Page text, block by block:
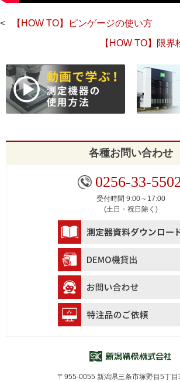
投
ゲ
ー
シ
ョ
【HOW TO】ピンゲージの使い方
【HOW TO】限
各種お問い合わせ
0256-33-
受付時間 9:00～17:00
(土日・祝日除く)
〒955-0055 新潟県三条市塚野目5丁